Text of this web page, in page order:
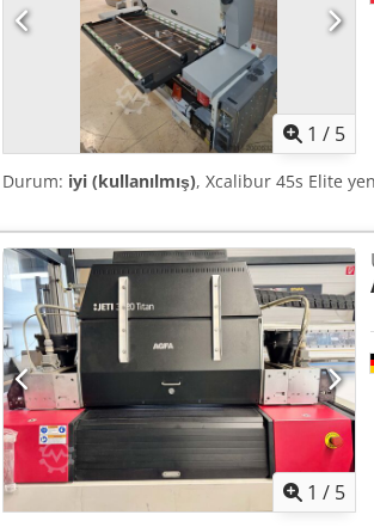
1 / 5
Durum: iyi (kullanılmış), Xcalibur 45s Elite
1 / 5